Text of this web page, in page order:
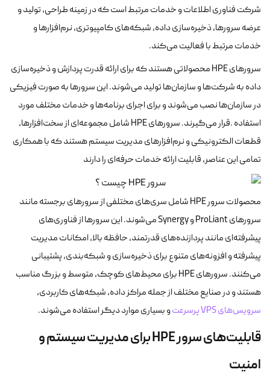
شرکت فناوری اطلاعات و خدمات مرتبط است که در زمینه طراحی، تولید و
عرضه سرورها، ذخیره‌سازی داده، شبکه‌های کامپیوتری، نرم‌افزارها و
خدمات مرتبط با فعالیت می‌کند.
سرورهای HPE محصولاتی هستند که برای ارائه قدرت پردازش و ذخیره‌سازی
داده به شرکت‌ها و سازمان‌ها تولید می‌شوند. این سرورها به صورت فیزیکی
در سازمان‌ها نصب می‌شوند و برای اجرای برنامه‌ها و خدمات مختلف مورد
استفاده .قرار می‌گیرند. سرورهای HPE شامل مجموعه‌ای از سخت‌افزارها،
قطعات الکترونیکی و نرم‌افزارهای مدیریت سیستم هستند که با همکاری
تمامی این عناصر، قابلیت ارائه خدمات حرفه‌ای را دارند
محصولات سرور HPE شامل سری‌های مختلفی از سرورهای برجسته مانند
سرورهای ProLiant و Synergy می‌شوند. این سرورها از فناوری‌های
پیشرفته‌ای مانند پردازنده‌های قدرتمند، حافظه بالا، امکانات مدیریت
پیشرفته و افزونه‌های متنوع برای ذخیره‌سازی و شبکه‌بندی، پشتیبانی
می‌کنند. سرورهای HPE برای محیط‌های کوچک، متوسط ​​و بزرگ مناسب
هستند و در صنایع مختلف از جمله مراکز داده، شبکه‌های کاربردی،
سرویس‌های VPS پرسرعت
و بسیاری موارد دیگر استفاده می‌شوند.
قابلیت‌های سرور HPE برای مدیریت سیستم و
امنیت